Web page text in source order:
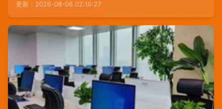
更新：2026-08-06 02:16:27